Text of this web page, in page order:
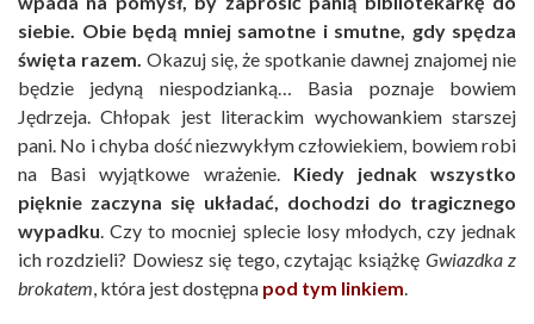
siebie. Obie będą mniej samotne i smutne, gdy spędza
święta razem. Okazuj się, że spotkanie dawnej znajomej nie
będzie jedyną niespodzianką… Basia poznaje bowiem
Jędrzeja. Chłopak jest literackim wychowankiem starszej
pani. No i chyba dość niezwykłym człowiekiem, bowiem robi
na Basi wyjątkowe wrażenie. Kiedy jednak wszystko
pięknie zaczyna się układać, dochodzi do tragicznego
wypadku. Czy to mocniej splecie losy młodych, czy jednak
ich rozdzieli? Dowiesz się tego, czytając książkę Gwiazdka z
brokatem, która jest dostępna pod tym linkiem.